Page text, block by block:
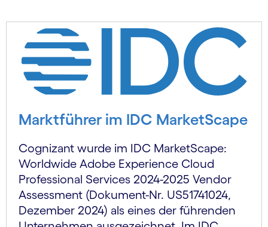
Marktführer im IDC MarketScape
Cognizant wurde im IDC MarketScape:
Worldwide Adobe Experience Cloud
Professional Services 2024-2025 Vendor
Assessment (Dokument-Nr. US51741024,
Dezember 2024) als eines der führenden